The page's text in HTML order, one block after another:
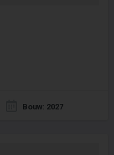
Bouw: 2027